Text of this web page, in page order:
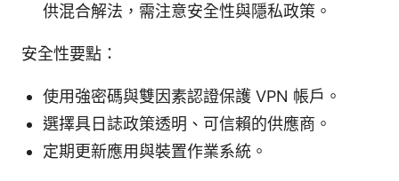
供混合解法，需注意安全性與隱私政策。
安全性要點：
使用強密碼與雙因素認證保護 VPN 帳戶。
選擇具日誌政策透明、可信賴的供應商。
定期更新應用與裝置作業系統。